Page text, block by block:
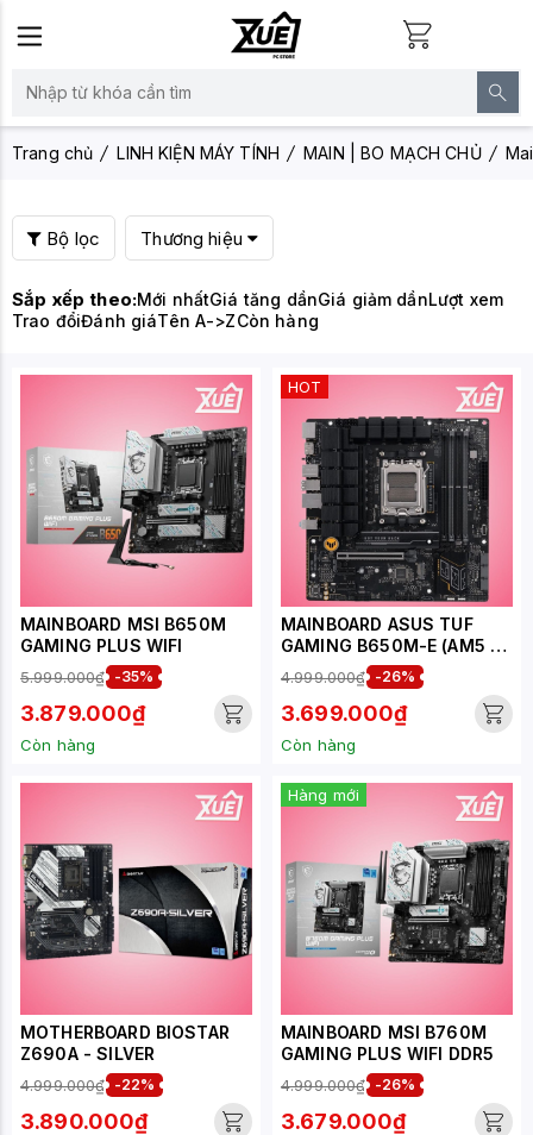
Trang chủ LINH KIỆN MÁY TÍNH MAIN | BO MẠCH CHỦ
Bộ lọc Thương hiệu
Sắp xếp theo:Mới nhấtGiá tăng dầnGiá giảm dầnLượt xem
Trao đổiĐánh giáTên A->ZCòn hàng
MAINBOARD MSI B650M
GAMING PLUS WIFI
5.999.000₫ -35%
3.879.000₫
Còn hàng
HOT
MAINBOARD ASUS TUF
GAMING B650M-E (AM5 /
M-ATX / 4XDDR5)
4.999.000₫ -26%
3.699.000₫
Còn hàng
MOTHERBOARD BIOSTAR
Z690A - SILVER
4.999.000₫ -22%
3.890.000₫
Hàng mới
MAINBOARD MSI B760M
GAMING PLUS WIFI DDR5
4.999.000₫ -26%
3.679.000₫